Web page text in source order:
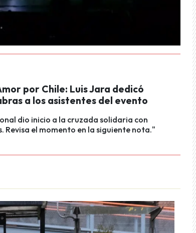
por Chile: Luis Jara dedicó
a los asistentes del evento
dio inicio a la cruzada solidaria con
Revisa el momento en la siguiente nota."